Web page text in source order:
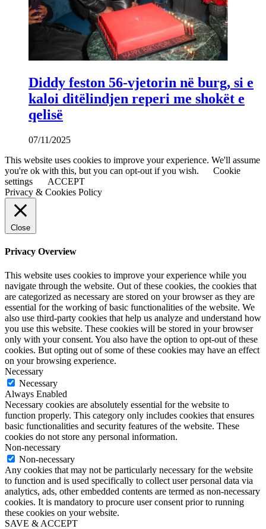
Diddy feston 56-vjetorin në burg, si e
kaloi ditëlindjen reperi me shokët e
qelisë
07/11/2025
This website uses cookies to improve your experience. We'll assume
you're ok with this, but you can opt-out if you wish.
Cookie
settings
ACCEPT
Privacy & Cookies Policy
Close
Privacy Overview
This website uses cookies to improve your experience while you
navigate through the website. Out of these cookies, the cookies that
are categorized as necessary are stored on your browser as they are
essential for the working of basic functionalities of the website. We
also use third-party cookies that help us analyze and understand how
you use this website. These cookies will be stored in your browser
only with your consent. You also have the option to opt-out of these
cookies. But opting out of some of these cookies may have an effect
on your browsing experience.
Necessary
Necessary
Always Enabled
Necessary cookies are absolutely essential for the website to
function properly. This category only includes cookies that ensures
basic functionalities and security features of the website. These
cookies do not store any personal information.
Non-necessary
Non-necessary
Any cookies that may not be particularly necessary for the website
to function and is used specifically to collect user personal data via
analytics, ads, other embedded contents are termed as non-necessary
cookies. It is mandatory to procure user consent prior to running
these cookies on your website.
SAVE & ACCEPT